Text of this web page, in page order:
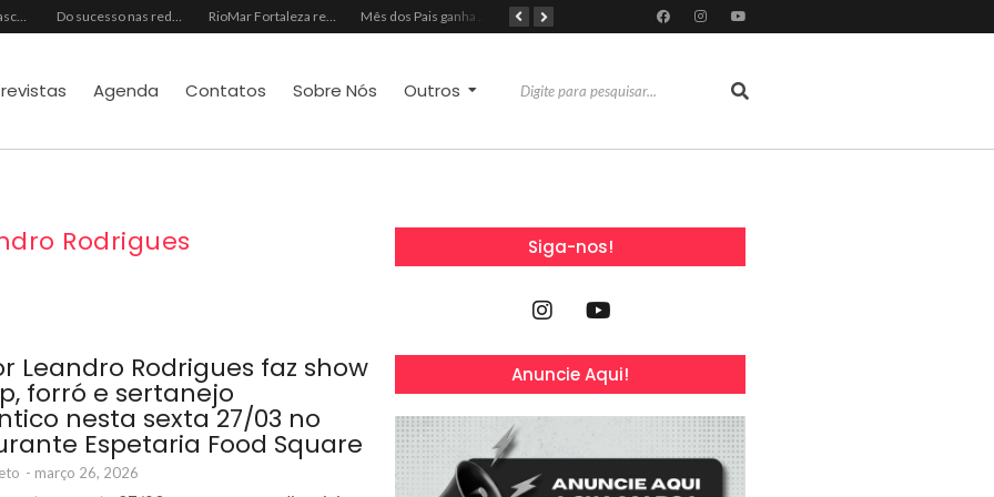
Almoço e churrasco de Dia dos Pais impulsionam vendas no varejo alimentar Do sucesso nas redes sociais à revelação no cenário musical, Beniicio Abraão lança “Me Perdeu” RioMar Fortaleza recebe superagenda de shows nacionais no mês dos Pais
Agenda Contatos Sobre Nós Outros
Rodrigues
Leandro Rodrigues faz show
forró e sertanejo
nesta sexta 27/03 no
Espetaria Food Square
- março 26, 2026
Siga-nos!
Anuncie Aqui!